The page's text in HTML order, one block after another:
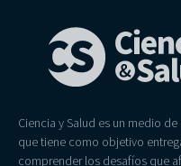
Ciencia y Salud es un medio
que tiene como objetivo
comprender los desafíos que